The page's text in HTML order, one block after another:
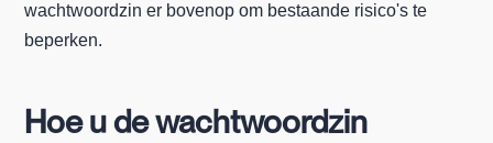
wachtwoordzin er bovenop om bestaande risico's te
beperken.
Hoe u de wachtwoordzin